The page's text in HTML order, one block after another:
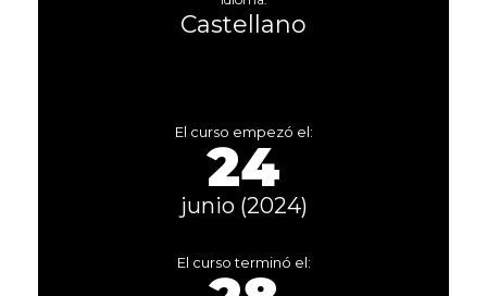
Castellano
El curso empezó el:
24
junio (2024)
El curso terminó el: